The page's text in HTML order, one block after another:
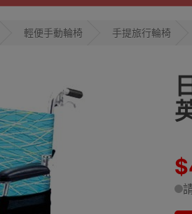
輕便手動輪椅 手提旅行輪椅